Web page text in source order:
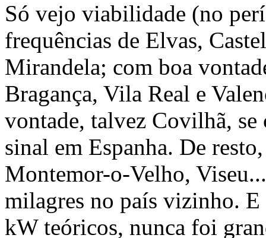
Só vejo viabilidade (no
frequências de Elvas,
Mirandela; com boa
Bragança, Vila Real e
vontade, talvez Covilhã,
sinal em Espanha. De
Montemor-o-Velho,
milagres no país vizinho.
kW teóricos, nunca foi